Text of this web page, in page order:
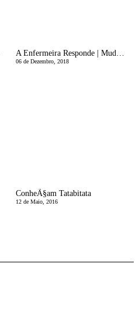
A Enfermeira Responde | Mudar a Fralda, tem ciÃªncia?
06 de Dezembro, 2018
ConheÃ§am Tatabitata
12 de Maio, 2016